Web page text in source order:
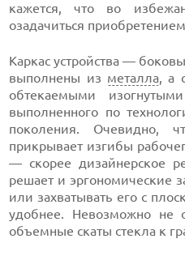
кажется, что во
озадачиться
Каркас устройства —
выполнены из металла, а
обтекаемыми
выполненного по
поколения. Очевидно,
прикрывает изгибы
— скорее дизайнерское
решает и эргономические
или захватывать его с
удобнее. Невозможно не
объемные скаты стекла к